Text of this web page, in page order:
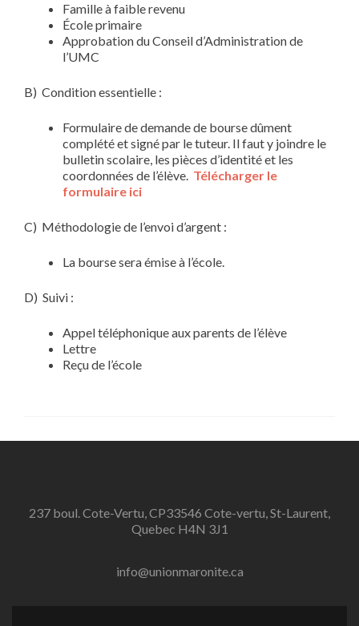
Famille à faible revenu
École primaire
Approbation du Conseil d’Administration de
l’UMC
B) Condition essentielle :
Formulaire de demande de bourse dûment
complété et signé par le tuteur. Il faut y joindre le
bulletin scolaire, les pièces d’identité et les
coordonnées de l’élève. Télécharger le
formulaire ici
C) Méthodologie de l’envoi d’argent :
La bourse sera émise à l’école.
D) Suivi :
Appel téléphonique aux parents de l’élève
Lettre
Reçu de l’école
237 boul. Cote-Vertu, CP33546 Cote-vertu, St-Laurent,
Quebec H4N 3J1
info@unionmaronite.ca